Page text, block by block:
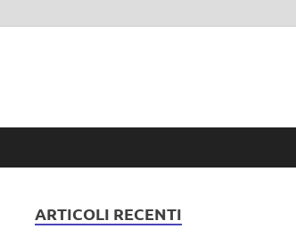
ARTICOLI RECENTI